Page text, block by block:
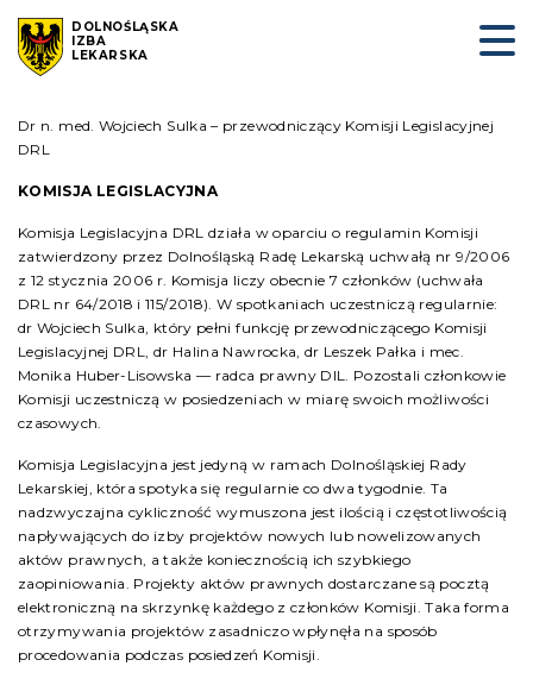
DOLNOŚLĄSKA
IZBA
LEKARSKA
Dr n. med. Wojciech Sulka – przewodniczący Komisji Legislacyjnej
DRL
KOMISJA LEGISLACYJNA
Komisja Legislacyjna DRL działa w oparciu o regulamin Komisji
zatwierdzony przez Dolnośląską Radę Lekarską uchwałą nr 9/2006
z 12 stycznia 2006 r. Komisja liczy obecnie 7 członków (uchwała
DRL nr 64/2018 i 115/2018). W spotkaniach uczestniczą regularnie:
dr Wojciech Sulka, który pełni funkcję przewodniczącego Komisji
Legislacyjnej DRL, dr Halina Nawrocka, dr Leszek Pałka i mec.
Monika Huber-Lisowska — radca prawny DIL. Pozostali członkowie
Komisji uczestniczą w posiedzeniach w miarę swoich możliwości
czasowych.
Komisja Legislacyjna jest jedyną w ramach Dolnośląskiej Rady
Lekarskiej, która spotyka się regularnie co dwa tygodnie. Ta
nadzwyczajna cykliczność wymuszona jest ilością i częstotliwością
napływających do izby projektów nowych lub nowelizowanych
aktów prawnych, a także koniecznością ich szybkiego
zaopiniowania. Projekty aktów prawnych dostarczane są pocztą
elektroniczną na skrzynkę każdego z członków Komisji. Taka forma
otrzymywania projektów zasadniczo wpłynęła na sposób
procedowania podczas posiedzeń Komisji.